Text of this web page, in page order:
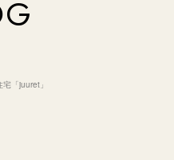
「juuret」